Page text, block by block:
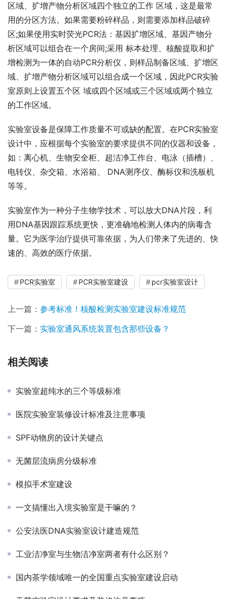
区域、扩增产物分析区域四个独立的工作 区域，这是最常
用的分区方法。如果需要粉碎样品，则需要添加样品破碎
区;如果使用实时荧光PCR法：基因扩增区域、基因产物分
析区域可以组合在一个房间;采用 标本处理、核酸提取和扩
增检测为一体的自动PCR分析仪，则样品制备区域、扩增区
域、扩增产物分析区域可以组合成一个区域，因此PCR实验
室原则上设置五个区 域或四个区域或三个区域或两个独立
的工作区域。
实验室设备是保障工作质量不可或缺的配置。在PCR实验室
设计中，应根据每个实验室的要求提供不同的仪器和设备，
如：离心机、生物安全柜、超洁净工作台、电泳（插槽）、
电转仪、杂交箱、水浴箱、 DNA测序仪、酶标仪和洗板机
等等。
实验室作为一种分子生物学技术，可以放大DNA片段，利
用DNA基因跟踪系统更快，更准确地检测人体内的病毒含
量。它为医学治疗提供可靠依据，为人们带来了先进的、快
速的、高效的医疗依据。
PCR实验室 PCR实验室建设 pcr实验室设计
上一篇： 参考标准！核酸检测实验室建设标准规范
下一篇： 实验室通风系统装置包含那些设备？
相关阅读
实验室超纯水的三个等级标准
医院实验室装修设计标准及注意事项
SPF动物房的设计关键点
无菌层流病房分级标准
模拟手术室建设
一文搞懂出入境实验室是干嘛的？
公安法医DNA实验室设计建造规范
工业洁净室与生物洁净室两者有什么区别？
国内茶学领域唯一的全国重点实验室建设启动